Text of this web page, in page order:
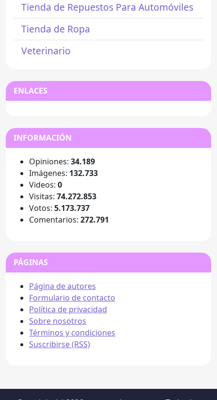
Tienda de Repuestos Para Automóviles
Tienda de Ropa
Veterinario
ENLACES
INFORMACIÓN
Opiniones: 34.189
Imágenes: 132.733
Videos: 0
Visitas: 74.272.853
Votos: 5.173.737
Comentarios: 272.791
PÁGINAS
Página de autores
Formulario de contacto
Política de privacidad
Sobre nosotros
Términos y condiciones
Suscribirse (RSS)